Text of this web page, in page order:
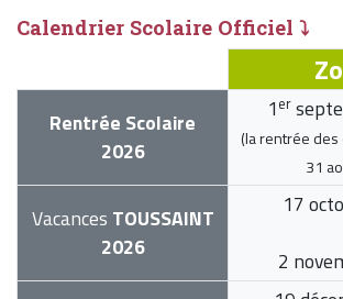
Calendrier Scolaire Officiel ⤵
Rentrée Scolaire
2026
1 er
(la rentrée
31
Vacances TOUSSAINT
2026
17
2